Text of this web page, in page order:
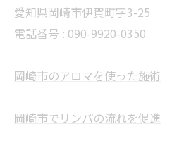
愛知県岡崎市伊賀町字3-25
電話番号 : 090-9920-0350
岡崎市のアロマを使った施術
岡崎市でリンパの流れを促進
当サロンの公式LINE@にお